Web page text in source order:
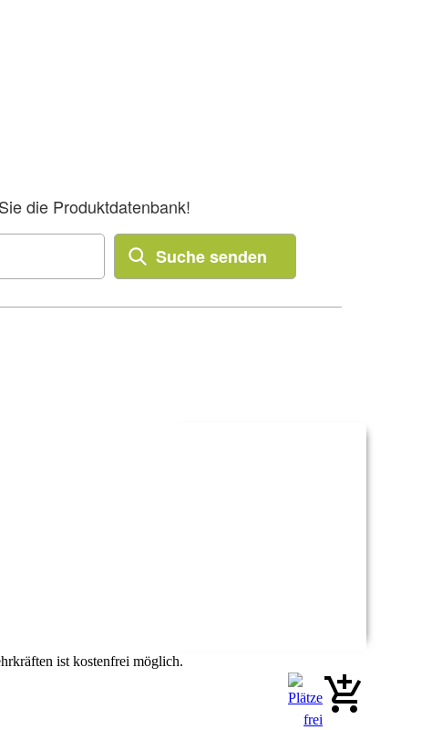
ist kostenfrei möglich.